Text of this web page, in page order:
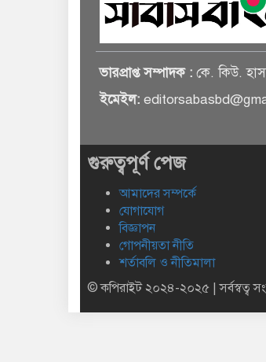
ভারপ্রাপ্ত সম্পাদক : কে. কিউ.
ইমেইল:
গুরুত্বপূর্ণ পেজ
আমাদের সম্পর্কে
যোগাযোগ
বিজ্ঞাপন
গোপনীয়তা নীতি
শর্তাবলি ও নীতিমালা
© কপিরাইট ২০২৪-২০২৫ | সর্বস্বত্ব